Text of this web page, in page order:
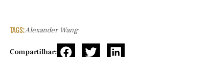
TAGS:Alexander Wang
Compartilhar: